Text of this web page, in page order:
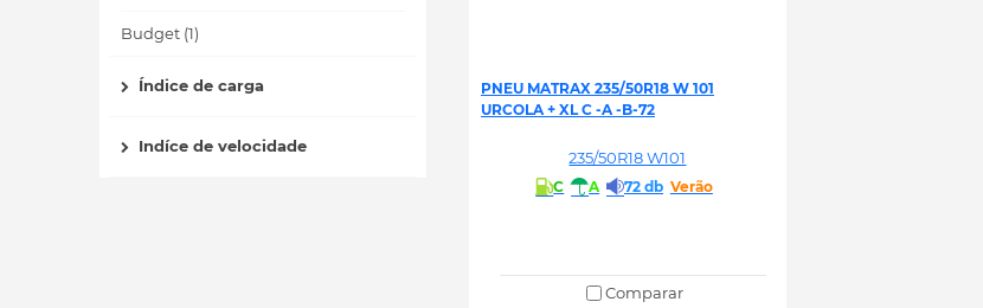
Budget (1)
Índice de carga
Indíce de velocidade
PNEU MATRAX 235/50R18 W 101
URCOLA + XL C -A -B-72
235/50R18 W101
C A 72 db Verão
Comparar